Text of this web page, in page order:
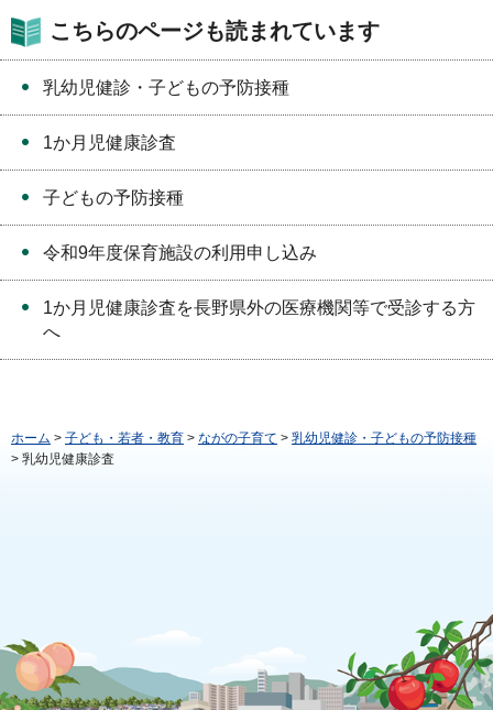
こちらのページも読まれています
乳幼児健診・子どもの予防接種
1か月児健康診査
子どもの予防接種
令和9年度保育施設の利用申し込み
1か月児健康診査を長野県外の医療機関等で受診する方
へ
ホーム > 子ども・若者・教育 > ながの子育て > 乳幼児健診・子どもの予防接種
> 乳幼児健康診査